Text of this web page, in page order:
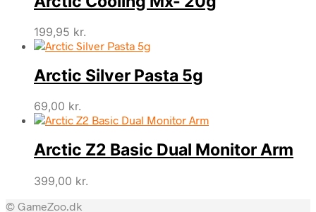
199,95 kr.
Arctic Silver Pasta 5g
69,00 kr.
Arctic Z2 Basic Dual Monitor Arm
399,00 kr.
© GameZoo.dk